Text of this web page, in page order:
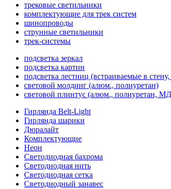
трековые светильники
комплектующие для трек систем
шинопроводы
струнные светильники
трек-системы
подсветка зеркал
подсветка картин
подсветка лестниц (встраиваемые в
световой молдинг (алюм., полиуретан)
световой плинтус (алюм., полиуретан,
Гирлянда Belt-Light
Гирлянда шарики
Дюралайт
Комплектующие
Неон
Светодиодная бахрома
Светодиодная нить
Светодиодная сетка
Светодиодный занавес